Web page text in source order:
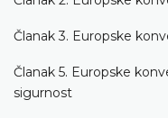
Članak 3. Europske
Članak 5. Europske
sigurnost